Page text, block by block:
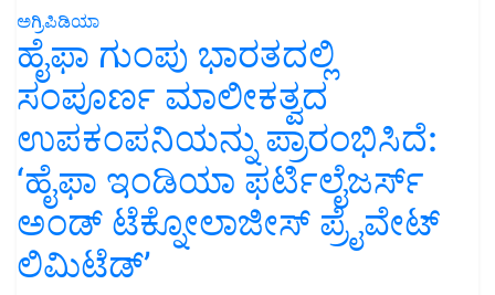
ಅಗ್ರಿಪಿಡಿಯಾ
ಹೈಫಾ ಗುಂಪು ಭಾರತದಲ್ಲಿ
ಸಂಪೂರ್ಣ ಮಾಲೀಕತ್ವದ
ಉಪಕಂಪನಿಯನ್ನು ಪ್ರಾರಂಭಿಸಿದೆ:
‘ಹೈಫಾ ಇಂಡಿಯಾ ಫರ್ಟಿಲೈಜರ್ಸ್
ಅಂಡ್ ಟೆಕ್ನೋಲಾಜೀಸ್ ಪ್ರೈವೇಟ್
ಲಿಮಿಟೆಡ್’